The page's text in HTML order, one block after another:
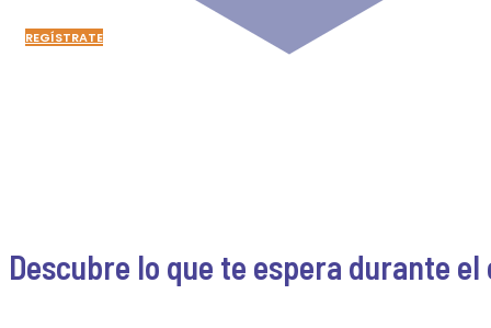
REGÍSTRATE
Descubre lo que te espera durante el